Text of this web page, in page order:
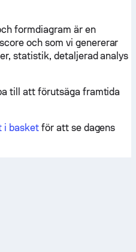
formdiagram är en
och som vi genererar
statistik, detaljerad analys
till att förutsäga framtida
i basketför att se dagens